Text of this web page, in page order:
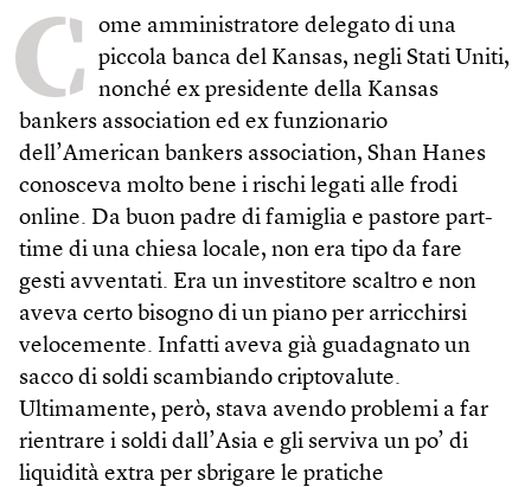
C
ome amministratore delegato di una
piccola banca del Kansas, negli Stati Uniti,
nonché ex presidente della Kansas
bankers association ed ex funzionario
dell’American bankers association, Shan Hanes
conosceva molto bene i rischi legati alle frodi
online. Da buon padre di famiglia e pastore part-
time di una chiesa locale, non era tipo da fare
gesti avventati. Era un investitore scaltro e non
aveva certo bisogno di un piano per arricchirsi
velocemente. Infatti aveva già guadagnato un
sacco di soldi scambiando criptovalute.
Ultimamente, però, stava avendo problemi a far
rientrare i soldi dall’Asia e gli serviva un po’ di
liquidità extra per sbrigare le pratiche